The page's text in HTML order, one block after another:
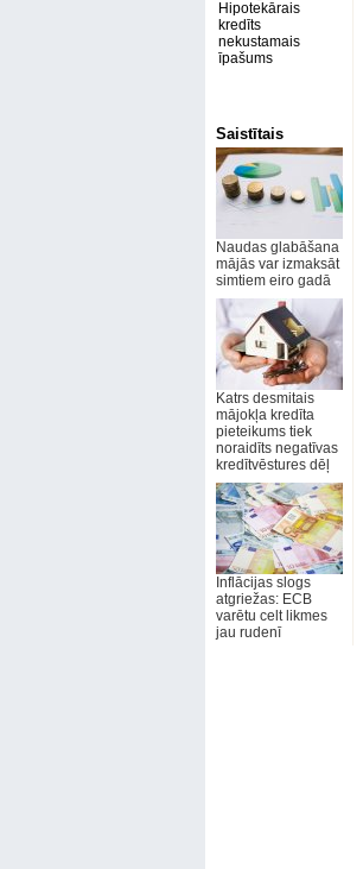
Hipotekārais
kredīts
nekustamais
īpašums
Saistītais
Naudas glabāšana
mājās var izmaksāt
simtiem eiro gadā
Katrs desmitais
mājokļa kredīta
pieteikums tiek
noraidīts negatīvas
kredītvēstures dēļ
Inflācijas slogs
atgriežas: ECB
varētu celt likmes
jau rudenī